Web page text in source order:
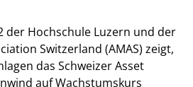
der Hochschule Luzern und der
Switzerland (AMAS) zeigt,
das Schweizer Asset
auf Wachstumskurs